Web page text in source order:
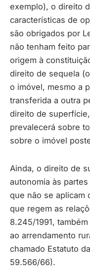
exemplo), o direito
características de
são obrigados por
não tenham feito
origem à
direito de sequela
o imóvel, mesmo a
transferida a outra
direito de
prevalecerá sobre
sobre o imóvel
Ainda, o direito de
autonomia às
que não se aplicam
que regem as
8.245/1991,
ao arrendamento
chamado Estatuto
59.566/66).